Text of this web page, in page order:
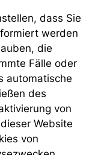
dass Sie
werden
die
Fälle oder
automatische
des
von
Website
von